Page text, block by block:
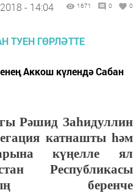
- 14:04 1671 0 0
Аккош күлендә Сабан
Рәшид Заһидуллин
катнашты һәм
күңелле ял
Республикасы
беренче